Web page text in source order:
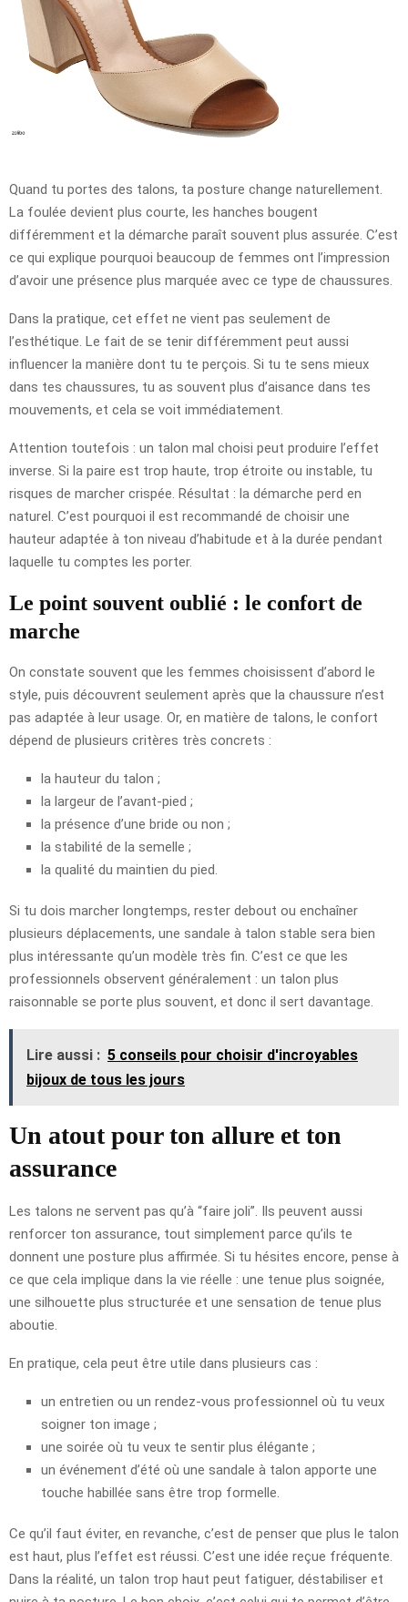
Quand tu portes des talons, ta posture change naturellement.
La foulée devient plus courte, les hanches bougent
différemment et la démarche paraît souvent plus assurée. C’est
ce qui explique pourquoi beaucoup de femmes ont l’impression
d’avoir une présence plus marquée avec ce type de chaussures.
Dans la pratique, cet effet ne vient pas seulement de
l’esthétique. Le fait de se tenir différemment peut aussi
influencer la manière dont tu te perçois. Si tu te sens mieux
dans tes chaussures, tu as souvent plus d’aisance dans tes
mouvements, et cela se voit immédiatement.
Attention toutefois : un talon mal choisi peut produire l’effet
inverse. Si la paire est trop haute, trop étroite ou instable, tu
risques de marcher crispée. Résultat : la démarche perd en
naturel. C’est pourquoi il est recommandé de choisir une
hauteur adaptée à ton niveau d’habitude et à la durée pendant
laquelle tu comptes les porter.
Le point souvent oublié : le confort de
marche
On constate souvent que les femmes choisissent d’abord le
style, puis découvrent seulement après que la chaussure n’est
pas adaptée à leur usage. Or, en matière de talons, le confort
dépend de plusieurs critères très concrets :
la hauteur du talon ;
la largeur de l’avant-pied ;
la présence d’une bride ou non ;
la stabilité de la semelle ;
la qualité du maintien du pied.
Si tu dois marcher longtemps, rester debout ou enchaîner
plusieurs déplacements, une sandale à talon stable sera bien
plus intéressante qu’un modèle très fin. C’est ce que les
professionnels observent généralement : un talon plus
raisonnable se porte plus souvent, et donc il sert davantage.
Lire aussi : 5 conseils pour choisir d'incroyables
bijoux de tous les jours
Un atout pour ton allure et ton
assurance
Les talons ne servent pas qu’à “faire joli”. Ils peuvent aussi
renforcer ton assurance, tout simplement parce qu’ils te
donnent une posture plus affirmée. Si tu hésites encore, pense à
ce que cela implique dans la vie réelle : une tenue plus soignée,
une silhouette plus structurée et une sensation de tenue plus
aboutie.
En pratique, cela peut être utile dans plusieurs cas :
un entretien ou un rendez-vous professionnel où tu veux
soigner ton image ;
une soirée où tu veux te sentir plus élégante ;
un événement d’été où une sandale à talon apporte une
touche habillée sans être trop formelle.
Ce qu’il faut éviter, en revanche, c’est de penser que plus le talon
est haut, plus l’effet est réussi. C’est une idée reçue fréquente.
Dans la réalité, un talon trop haut peut fatiguer, déstabiliser et